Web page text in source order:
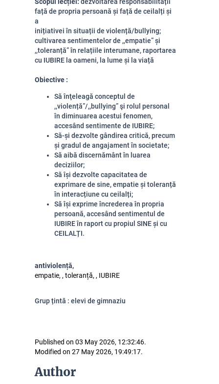
față de propria persoană și față de ceilalți și
a
inițiativei în situații de violență/bullying;
cultivarea sentimentelor de ,,empatie” și
,,toleranță” în relațiile interumane, raportarea
cu IUBIRE la oameni, la lume și la viață
Obiective :
Să înţeleagă conceptul de
,,violență”/,,bullying” şi rolul personal
în diminuarea acestui fenomen,
accesând sentimente de IUBIRE;
Să-și dezvolte gândirea critică, precum
și gradul de angajament în societate;
Să aibă discernământ în luarea
deciziilor;
Să își dezvolte capacitatea de
exprimare de sine, empatie și toleranță
în interacțiune cu ceilalți;
Să își exprime încrederea în propria
persoană, accesând sentimentul de
IUBIRE în raport cu propiul SINE și cu
CEILALȚI.
antiviolență,
empatie, , toleranță, , IUBIRE
Grup țintă : elevi de gimnaziu
Published on 03 May 2026, 12:32:46.
Modified on 27 May 2026, 19:49:17.
Author